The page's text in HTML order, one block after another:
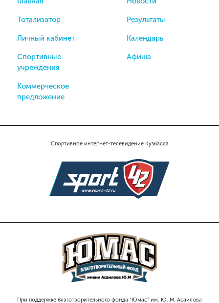
Спортивное интернет-телевидение Кузбасса
При поддержке благотворительного фонда "Юмас" им. Ю. М. Асаилова
Тотализатор
Личный кабинет
Спортивные
учреждения
Коммерческое
предложение
Результаты
Календарь
Афиша